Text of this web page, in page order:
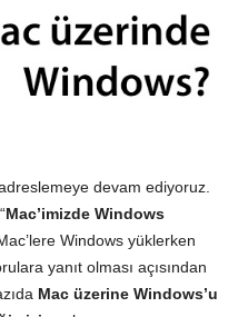
devam ediyoruz.
Mac’imizde Windows
Windows yüklerken
yanıt olması açısından
Mac üzerine Windows’u